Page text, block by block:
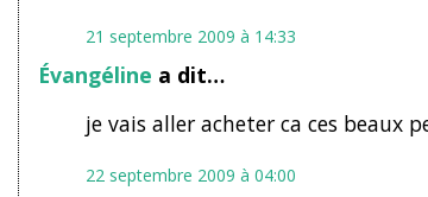
21 septembre 2009 à 14:33
Évangéline a dit…
je vais aller acheter ca ces beaux
22 septembre 2009 à 04:00